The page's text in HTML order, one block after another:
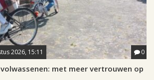
2026, 15:11 0
met meer vertrouwen op